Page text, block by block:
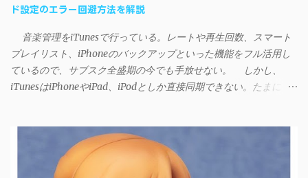
ド設定のエラー回避方法を解説
音楽管理をiTunesで行っている。レートや再生回数、スマート
プレイリスト、iPhoneのバックアップといった機能をフル活用し
ているので、サブスク全盛期の今でも手放せない。 しかし、
iTunesはiPhoneやiPad、iPodとしか直接同期できない。たまに
ドパーティー製のアプリを PC と Androidデバイス それぞれにイン
ストールすれば、Wi-Fiや USB接続 を通じて同期できるようにな
る。私も 2012年頃にAndroidウォークマン を使い始めた頃から便